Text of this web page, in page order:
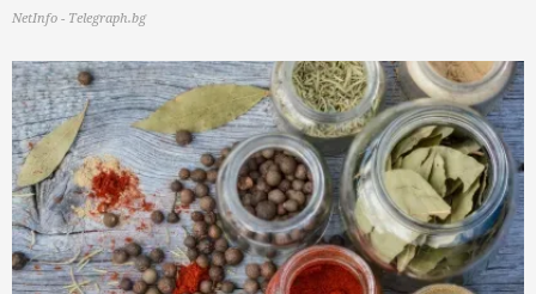
NetInfo - Telegraph.bg